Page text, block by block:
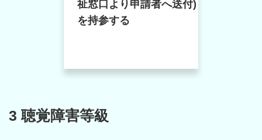
祉窓口より申請者へ送付)
を持参する
3 聴覚障害等級